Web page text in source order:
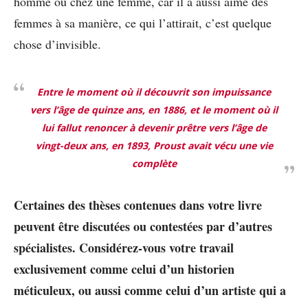
femmes à sa manière, ce qui l’attirait, c’est quelque
chose d’invisible.
Entre le moment où il découvrit son impuissance
vers l’âge de quinze ans, en 1886, et le moment où il
lui fallut renoncer à devenir prêtre vers l’âge de
vingt-deux ans, en 1893, Proust avait vécu une vie
complète
Certaines des thèses contenues dans votre livre
peuvent être discutées ou contestées par d’autres
spécialistes. Considérez-vous votre travail
exclusivement comme celui d’un historien
méticuleux, ou aussi comme celui d’un artiste qui a